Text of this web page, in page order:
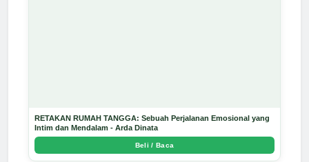
RETAKAN RUMAH TANGGA: Sebuah Perjalanan Emosional yang
Intim dan Mendalam - Arda Dinata
Beli / Baca